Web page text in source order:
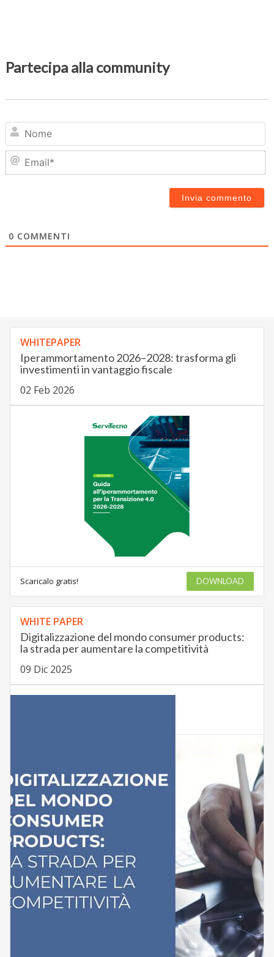
Partecipa alla community
0 COMMENTI
WHITEPAPER
Iperammortamento 2026–2028: trasforma gli
investimenti in vantaggio fiscale
02 Feb 2026
Scaricalo gratis! DOWNLOAD
WHITE PAPER
Digitalizzazione del mondo consumer products:
la strada per aumentare la competitività
09 Dic 2025